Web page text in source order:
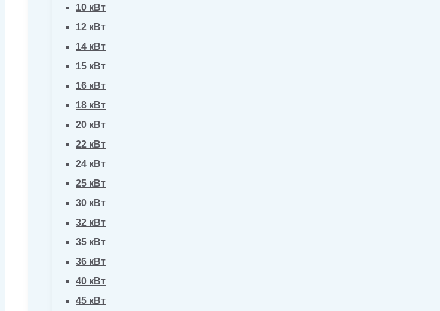
10 кВт
12 кВт
14 кВт
15 кВт
16 кВт
18 кВт
20 кВт
22 кВт
24 кВт
25 кВт
30 кВт
32 кВт
35 кВт
36 кВт
40 кВт
45 кВт